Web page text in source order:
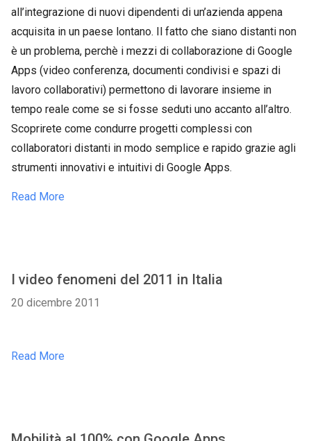
all’integrazione di nuovi dipendenti di un’azienda appena
acquisita in un paese lontano. Il fatto che siano distanti non
è un problema, perchè i mezzi di collaborazione di Google
Apps (video conferenza, documenti condivisi e spazi di
lavoro collaborativi) permettono di lavorare insieme in
tempo reale come se si fosse seduti uno accanto all’altro.
Scoprirete come condurre progetti complessi con
collaboratori distanti in modo semplice e rapido grazie agli
strumenti innovativi e intuitivi di Google Apps.
Read More
I video fenomeni del 2011 in Italia
20 dicembre 2011
Read More